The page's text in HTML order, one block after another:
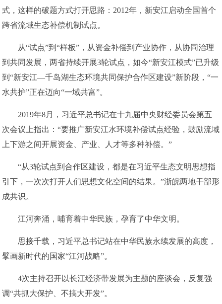
式，这样的破题方式打开思路：2012年，新安江启动全国首个
跨省流域生态补偿机制试点。
从“试点”到“样板”，从资金补偿到产业协作，从协同治理
到共同发展，两省持续开展3轮试点，如今“新安江模式”已升级
到“新安江—千岛湖生态环境共同保护合作区建设”新阶段，“一
水共护”正在迈向“一域共富”。
2019年8月，习近平总书记在十九届中央财经委员会第五
次会议上指出：“要推广新安江水环境补偿试点经验，鼓励流域
上下游之间开展资金、产业、人才等多种补偿。”
“从3轮试点到合作区建设，都是在习近平生态文明思想指
引下，一次次打开人们思想文化空间的结果。”浙皖两地干部形
成共识。
江河奔涌，哺育着中华民族，孕育了中华文明。
思接千载，习近平总书记站在中华民族永续发展的高度，
擘画新时代的国家“江河战略”。
4次主持召开以长江经济带发展为主题的座谈会，反复强
调“共抓大保护、不搞大开发”。